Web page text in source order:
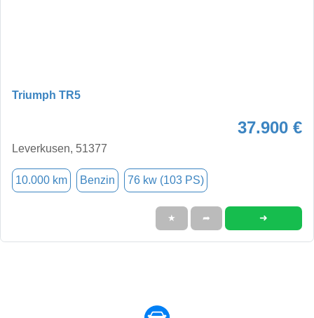
Triumph TR5
37.900 €
Leverkusen, 51377
10.000 km Benzin 76 kw (103 PS)
★ ➦ ➜